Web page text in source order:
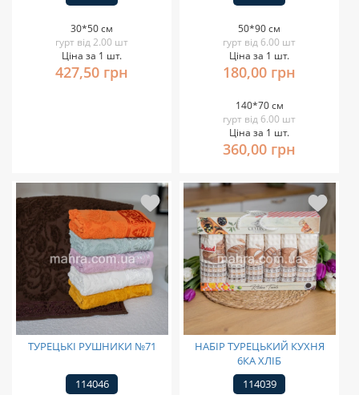
30*50 см
гурт від 2.00 шт
Ціна за 1 шт.
427,50 грн
50*90 см
гурт від 6.00 шт
Ціна за 1 шт.
180,00 грн
140*70 см
гурт від 6.00 шт
Ціна за 1 шт.
360,00 грн
ТУРЕЦЬКІ РУШНИКИ №71
114046
НАБІР ТУРЕЦЬКИЙ КУХНЯ
6КА ХЛІБ
114039